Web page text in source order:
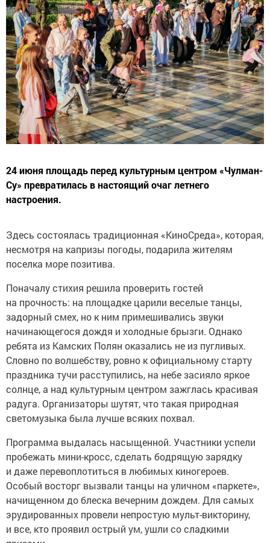
24 июня площадь перед культурным центром «Чулман-
Су» превратилась в настоящий очаг летнего
настроения.
Здесь состоялась традиционная «КиноСреда», которая,
несмотря на капризы погоды, подарила жителям
поселка море позитива.
Поначалу стихия решила проверить гостей
на прочность: на площадке царили веселые танцы,
задорный смех, но к ним примешивались звуки
начинающегося дождя и холодные брызги. Однако
ребята из Камских Полян оказались не из пугливых.
Словно по волшебству, ровно к официальному старту
праздника тучи расступились, на небе засияло яркое
солнце, а над культурным центром зажглась красивая
радуга. Организаторы шутят, что такая природная
светомузыка была лучше всяких похвал.
Программа выдалась насыщенной. Участники успели
пробежать мини-кросс, сделать бодрящую зарядку
и даже перевоплотиться в любимых киногероев.
Особый восторг вызвали танцы на уличном «паркете»,
начищенном до блеска вечерним дождем. Для самых
эрудированных провели непростую мульт-викторину,
и все, кто проявил острый ум, ушли со сладкими